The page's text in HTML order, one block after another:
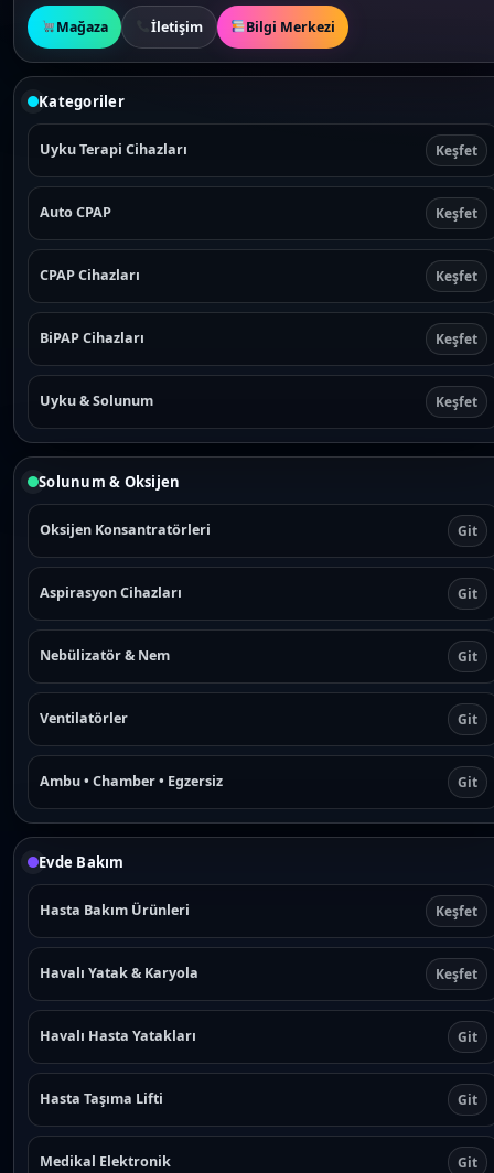
Mağaza İletişim Bilgi Merkezi
Kategoriler
Uyku Terapi Cihazları Keşfet
Auto CPAP Keşfet
CPAP Cihazları Keşfet
BiPAP Cihazları Keşfet
Uyku & Solunum Keşfet
Solunum & Oksijen
Oksijen Konsantratörleri Git
Aspirasyon Cihazları Git
Nebülizatör & Nem Git
Ventilatörler Git
Ambu • Chamber • Egzersiz Git
Evde Bakım
Hasta Bakım Ürünleri Keşfet
Havalı Yatak & Karyola Keşfet
Havalı Hasta Yatakları Git
Hasta Taşıma Lifti Git
Medikal Elektronik Git